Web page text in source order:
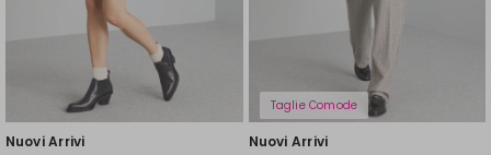
Nuovi Arrivi
Taglie Comode
Nuovi Arrivi